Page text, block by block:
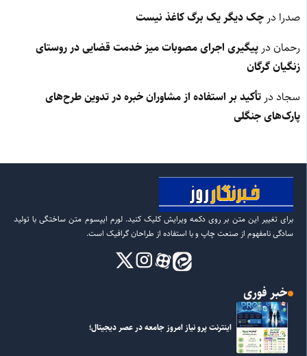
صدرا در چک دیگر یک برگ کاغذ نیست
رحمان در پیگیری اجرای مصوبات میز خدمت قضایی در روستای
زنگیان گرگان
سجاددر تأکید بر استفاده از مشاوران خبره در تدوین طرح‌های
پارک‌های جنگلی
برای تغییر این متن بر روی دکمه ویرایش کلیک کنید. لورم ایپسوم متن ساختگی با تولید
سادگی نامفهوم از صنعت چاپ و با استفاده از طراحان گرافیک است.
خبر فوری
اینترنت پرو نیاز امروز جامعه در عصر دیجیتال؛